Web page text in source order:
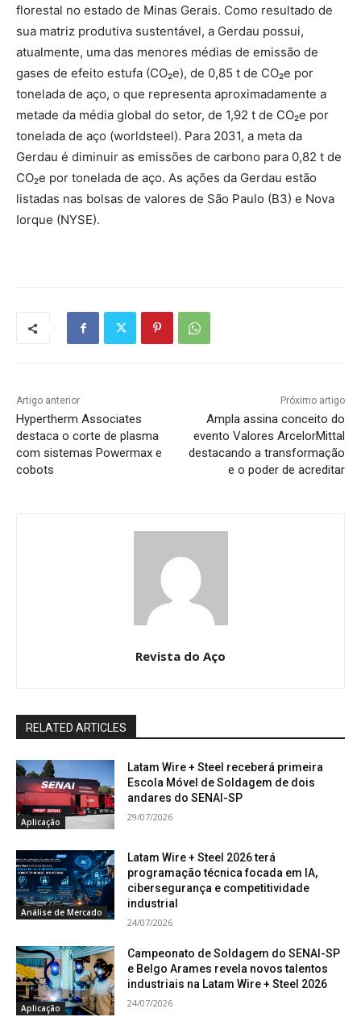
florestal no estado de Minas Gerais. Como resultado de
sua matriz produtiva sustentável, a Gerdau possui,
atualmente, uma das menores médias de emissão de
gases de efeito estufa (CO₂e), de 0,85 t de CO₂e por
tonelada de aço, o que representa aproximadamente a
metade da média global do setor, de 1,92 t de CO₂e por
tonelada de aço (worldsteel). Para 2031, a meta da
Gerdau é diminuir as emissões de carbono para 0,82 t de
CO₂e por tonelada de aço. As ações da Gerdau estão
listadas nas bolsas de valores de São Paulo (B3) e Nova
Iorque (NYSE).
Artigo anterior
Hypertherm Associates
destaca o corte de plasma
com sistemas Powermax e
cobots
Próximo artigo
Ampla assina conceito do
evento Valores ArcelorMittal
destacando a transformação
e o poder de acreditar
Revista do Aço
RELATED ARTICLES
Aplicação
Latam Wire + Steel receberá primeira
Escola Móvel de Soldagem de dois
andares do SENAI-SP
29/07/2026
Análise de Mercado
Latam Wire + Steel 2026 terá
programação técnica focada em IA,
cibersegurança e competitividade
industrial
24/07/2026
Aplicação
Campeonato de Soldagem do SENAI-SP
e Belgo Arames revela novos talentos
industriais na Latam Wire + Steel 2026
24/07/2026